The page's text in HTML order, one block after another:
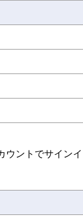
ントでサインイ